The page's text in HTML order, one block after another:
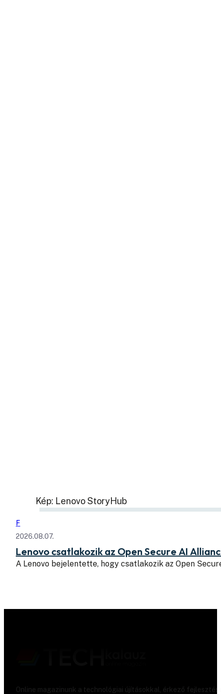
Kép: Lenovo StoryHub
F
2026.08.07.
Lenovo csatlakozik az Open Secure AI
A Lenovo bejelentette, hogy csatlakozik az Open
Online magazinunk a technológiai újításokkal, érkező